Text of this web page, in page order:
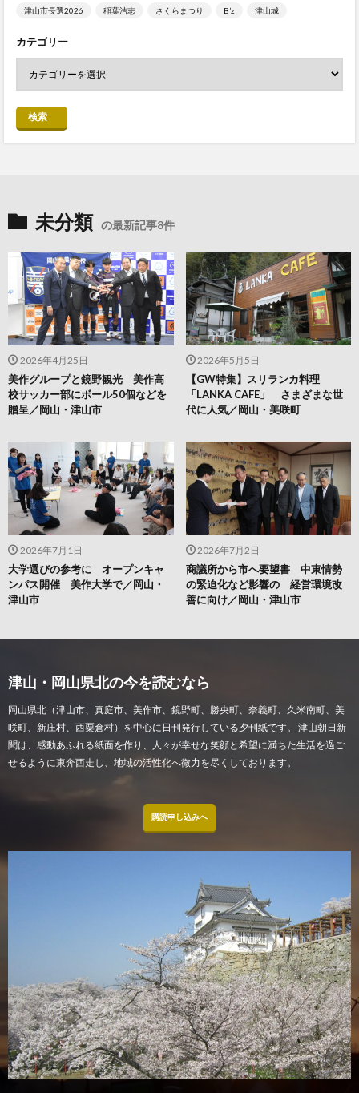
津山市長選2026 稲葉浩志 さくらまつり B’z 津山城
カテゴリー
検索
未分類 の最新記事8件
2026年7月2日
商議所から市へ要望書 中東情勢
の緊迫化など影響の 経営環境改
善に向け／岡山・津山市
2026年7月1日
大学選びの参考に オープンキャ
ンパス開催 美作大学で／岡山・
津山市
2026年5月5日
【GW特集】スリランカ料理
「LANKA CAFE」 さまざまな世
代に人気／岡山・美咲町
2026年4月25日
美作グループと鏡野観光 美作高
校サッカー部にボール50個などを
贈呈／岡山・津山市
津山・岡山県北の今を読むなら
岡山県北（津山市、真庭市、美作市、鏡野町、勝央町、奈義町、久米南町、美
咲町、新庄村、西粟倉村）を中心に日刊発行している夕刊紙です。 津山朝日新
聞は、感動あふれる紙面を作り、人々が幸せな笑顔と希望に満ちた生活を過ご
せるように東奔西走し、地域の活性化へ微力を尽くしております。
購読申し込みへ